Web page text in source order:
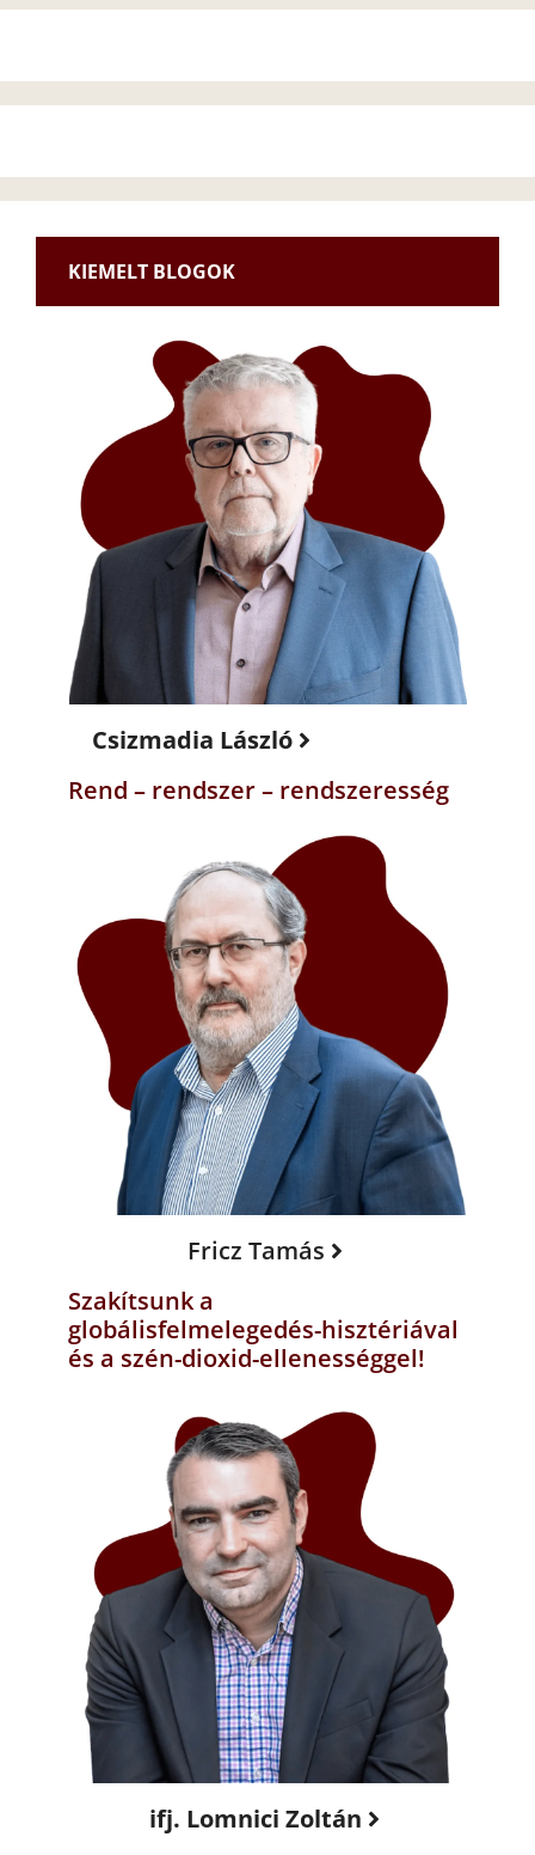
KIEMELT BLOGOK
Csizmadia László
Rend – rendszer – rendszeresség
Fricz Tamás
Szakítsunk a
globálisfelmelegedés-hisztériával
és a szén-dioxid-ellenességgel!
ifj. Lomnici Zoltán